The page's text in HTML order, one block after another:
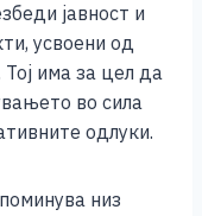
јавност и
усвоени од
има за цел да
во сила
одлуки.
низ